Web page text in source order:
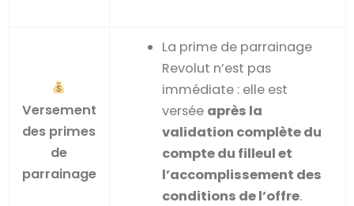
Versement
des primes
de
parrainage
La prime de parrainage
Revolut n’est pas
immédiate : elle est
versée après la
validation complète du
compte du filleul et
l’accomplissement des
conditions de l’offre.